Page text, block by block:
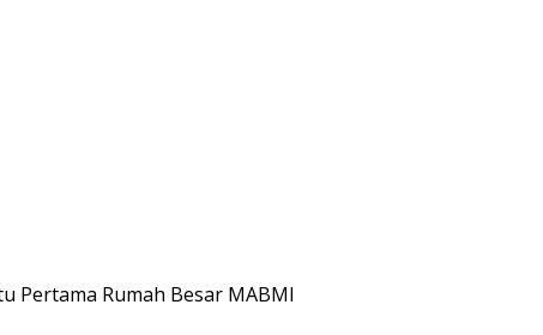
Pertama Rumah Besar MABMI